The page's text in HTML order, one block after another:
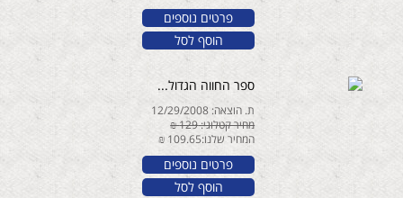
פרטים נוספים
הוסף לסל
ספר החווה הגדול...
ת. הוצאה: 12/29/2008
מחיר קטלוגי: 129 ₪
המחיר שלנו:109.65 ₪
פרטים נוספים
הוסף לסל